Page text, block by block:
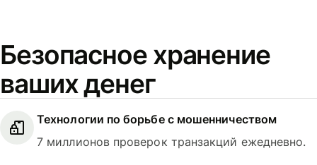
Безопасное хранение
ваших денег
Технологии по борьбе с мошенничеством
7 миллионов проверок транзакций ежедневно.